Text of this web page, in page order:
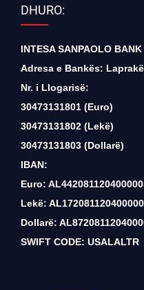
DHURO:
INTESA SANPAOLO BANK
Adresa e Bankës:
Nr. i Llogarisë:
30473131801 (Euro)
30473131802 (Lekë)
30473131803 (Dollarë)
IBAN:
Euro:
Lekë:
Dollarë:
SWIFT CODE: USALALTR